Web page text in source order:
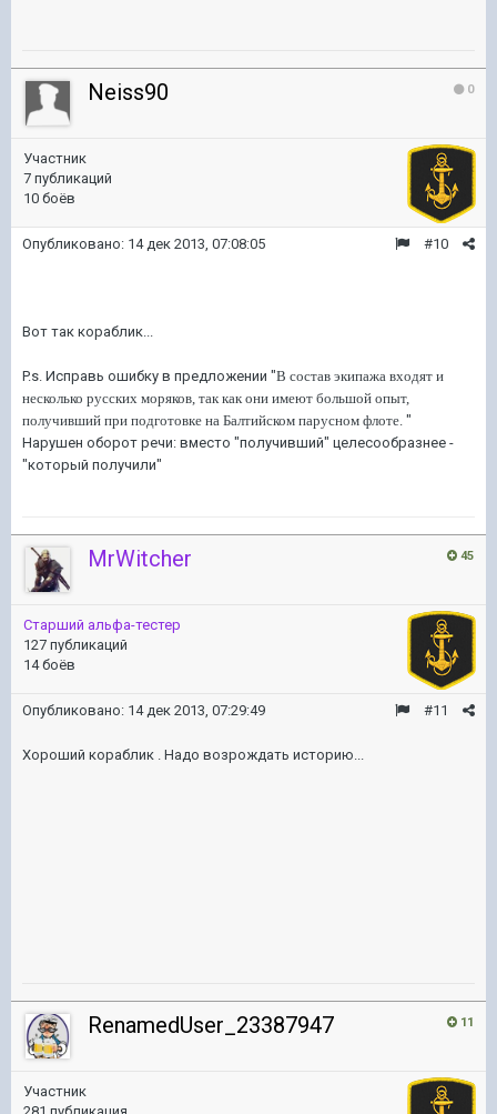
0
Neiss90
Участник
7 публикаций
10 боёв
#10
Опубликовано: 14 дек 2013, 07:08:05
Вот так кораблик...
P.s. Исправь ошибку в предложении "В состав экипажа входят и
несколько русских моряков, так как они имеют большой опыт,
получивший при подготовке на Балтийском парусном флоте. "
Нарушен оборот речи: вместо "получивший" целесообразнее -
"который получили"
45
MrWitcher
Старший альфа-тестер
127 публикаций
14 боёв
#11
Опубликовано: 14 дек 2013, 07:29:49
Хороший кораблик . Надо возрождать историю...
11
RenamedUser_23387947
Участник